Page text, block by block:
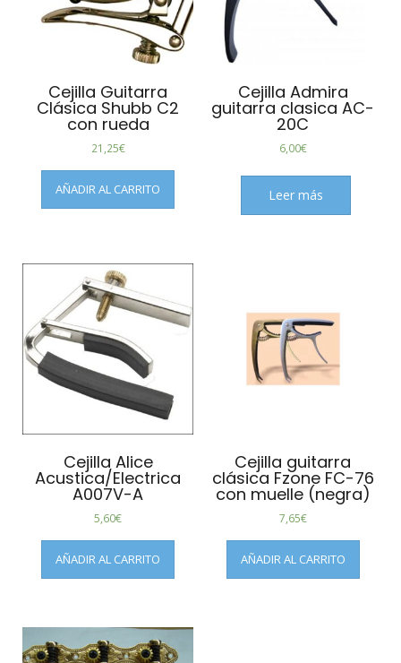
Cejilla Guitarra
Clásica Shubb C2
con rueda
21,25€
AÑADIR AL CARRITO
Cejilla Admira
guitarra clasica AC-
20C
6,00€
Leer más
Cejilla Alice
Acustica/Electrica
A007V-A
5,60€
AÑADIR AL CARRITO
Cejilla guitarra
clásica Fzone FC-76
con muelle (negra)
7,65€
AÑADIR AL CARRITO